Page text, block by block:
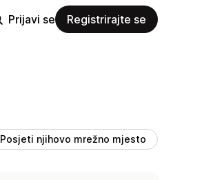
Prijavi se Registrirajte se
Posjeti njihovo mrežno mjesto